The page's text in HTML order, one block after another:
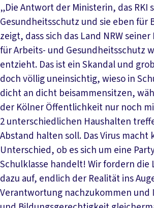
„Die Antwort der Ministerin, das RKI
Gesundheitsschutz und sie eben für
zeigt, dass sich das Land NRW
für Arbeits- und Gesundheitsschutz
entzieht. Das ist ein Skandal und
doch völlig uneinsichtig, wieso in
dicht an dicht beisammensitzen,
der Kölner Öffentlichkeit nur noch
2 unterschiedlichen Haushalten
Abstand halten soll. Das Virus macht
Unterschied, ob es sich um eine
Schulklasse handelt! Wir fordern die
dazu auf, endlich der Realität ins
Verantwortung nachzukommen und